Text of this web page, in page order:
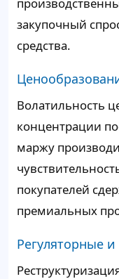
закупочный
средства.
Волатильность
концентрации
маржу
покупателей
премиальных
Регуляторные